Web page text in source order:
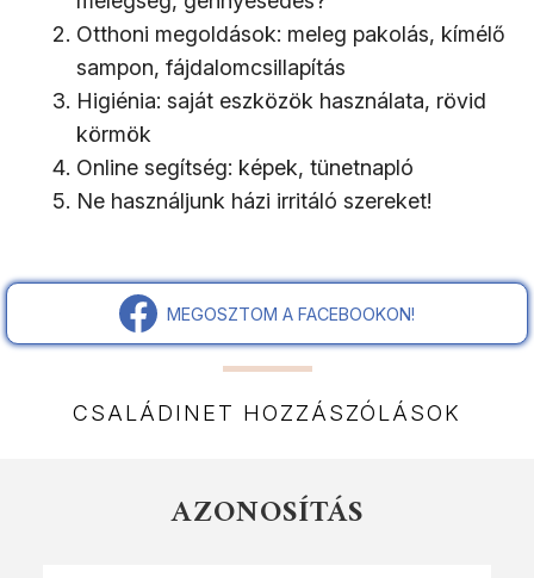
Otthoni megoldások: meleg pakolás, kímélő
sampon, fájdalomcsillapítás
Higiénia: saját eszközök használata, rövid
körmök
Online segítség: képek, tünetnapló
Ne használjunk házi irritáló szereket!
MEGOSZTOM A FACEBOOKON!
CSALÁDINET HOZZÁSZÓLÁSOK
AZONOSÍTÁS